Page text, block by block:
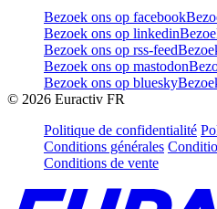
Bezoek ons op facebook
Bezoek ons op linkedin
Bezoek ons op rss-feed
Bezoek ons op mastodon
Bezoek ons op bluesky
© 2026 Euractiv FR
Politique de confidentialité
Conditions générales
Conditions de vente